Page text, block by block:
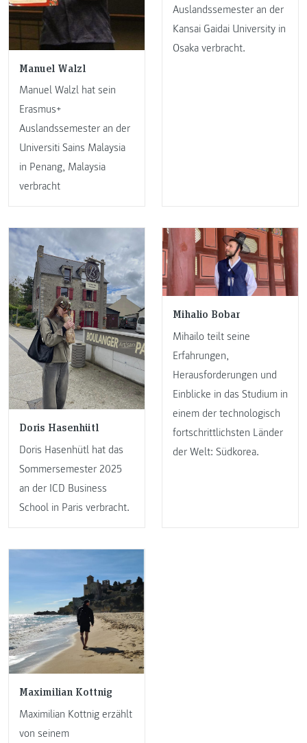
Manuel Walzl
Manuel Walzl hat sein
Erasmus+
Auslandssemester an der
Universiti Sains Malaysia
in Penang, Malaysia
verbracht
Auslandssemester an der
Kansai Gaidai University in
Osaka verbracht.
Doris Hasenhütl
Doris Hasenhütl hat das
Sommersemester 2025
an der ICD Business
School in Paris verbracht.
Mihalio Bobar
Mihailo teilt seine
Erfahrungen,
Herausforderungen und
Einblicke in das Studium in
einem der technologisch
fortschrittlichsten Länder
der Welt: Südkorea.
Maximilian Kottnig
Maximilian Kottnig erzählt
von seinem